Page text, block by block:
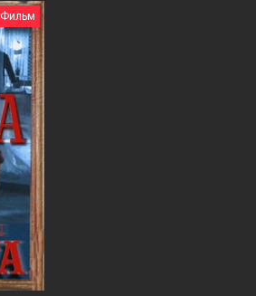
Фильм